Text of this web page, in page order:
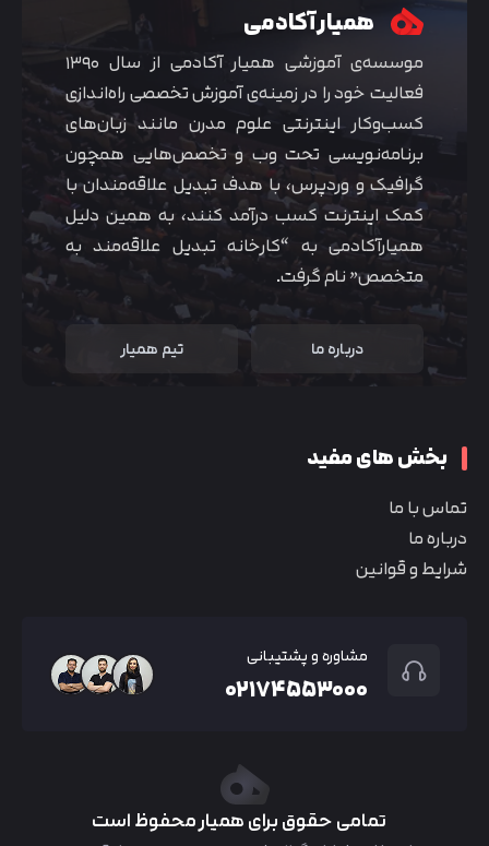
همیار آکادمی
موسسه‌ی آموزشی همیار آکادمی از سال ۱۳۹۰
فعالیت خود را در زمینه‌ی آموزش تخصصی راه‌اندازی
کسب‌و‌کار اینترنتی علوم مدرن مانند زبان‌های
برنامه‌نویسی تحت وب و تخصص‌هایی همچون
گرافیک و وردپرس، با هدف تبدیل علاقه‌مندان با
کمک اینترنت کسب درآمد کنند، به همین دلیل
همیارآکادمی به “کارخانه تبدیل علاقه‌مند به
متخصص” نام گرفت.
درباره ما تیم همیار
بخش های مفید
تماس با ما
درباره ما
شرایط و قوانین
مشاوره و پشتیبانی
۰۲۱۷۴۵۵۳۰۰۰
تمامی حقوق برای همیار محفوظ است
متوجه شدم